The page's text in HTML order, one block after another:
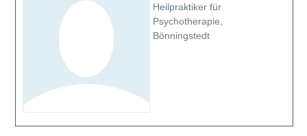
Heilpraktiker für
Psychotherapie,
Bönningstedt